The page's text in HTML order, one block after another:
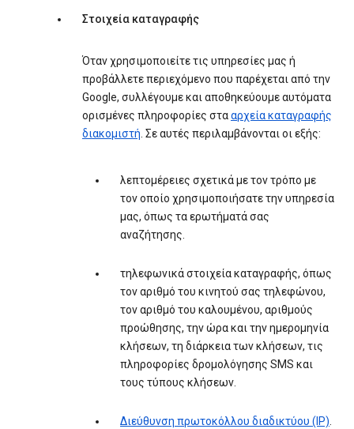
Στοιχεία καταγραφής
Όταν χρησιμοποιείτε τις υπηρεσίες μας ή
προβάλλετε περιεχόμενο που παρέχεται από την
Google, συλλέγουμε και αποθηκεύουμε αυτόματα
ορισμένες πληροφορίες στααρχεία καταγραφής
διακομιστή. Σε αυτές περιλαμβάνονται οι εξής:
λεπτομέρειες σχετικά με τον τρόπο με
τον οποίο χρησιμοποιήσατε την υπηρεσία
μας, όπως τα ερωτήματά σας
αναζήτησης.
τηλεφωνικά στοιχεία καταγραφής, όπως
τον αριθμό του κινητού σας τηλεφώνου,
τον αριθμό του καλουμένου, αριθμούς
προώθησης, την ώρα και την ημερομηνία
κλήσεων, τη διάρκεια των κλήσεων, τις
πληροφορίες δρομολόγησης SMS και
τους τύπους κλήσεων.
Διεύθυνση πρωτοκόλλου διαδικτύου (IP).